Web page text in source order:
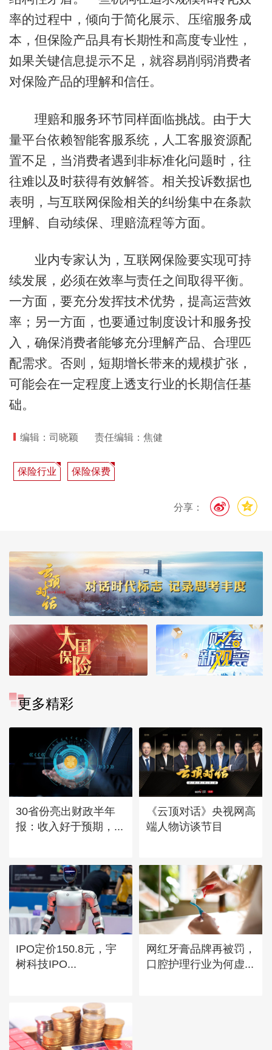
率的过程中，倾向于简化展示、压缩服务成
本，但保险产品具有长期性和高度专业性，
如果关键信息提示不足，就容易削弱消费者
对保险产品的理解和信任。
理赔和服务环节同样面临挑战。由于大
量平台依赖智能客服系统，人工客服资源配
置不足，当消费者遇到非标准化问题时，往
往难以及时获得有效解答。相关投诉数据也
表明，与互联网保险相关的纠纷集中在条款
理解、自动续保、理赔流程等方面。
业内专家认为，互联网保险要实现可持
续发展，必须在效率与责任之间取得平衡。
一方面，要充分发挥技术优势，提高运营效
率；另一方面，也要通过制度设计和服务投
入，确保消费者能够充分理解产品、合理匹
配需求。否则，短期增长带来的规模扩张，
可能会在一定程度上透支行业的长期信任基
础。
编辑：司晓颖 责任编辑：焦健
保险行业 保险保费
分享：
更多精彩
30省份亮出财政半年
报：收入好于预期，...
《云顶对话》央视网高
端人物访谈节目
IPO定价150.8元，宇
树科技IPO...
网红牙膏品牌再被罚，
口腔护理行业为何虚...